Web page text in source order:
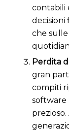
contabili
decisioni
che
Perdita
gran
compiti
software